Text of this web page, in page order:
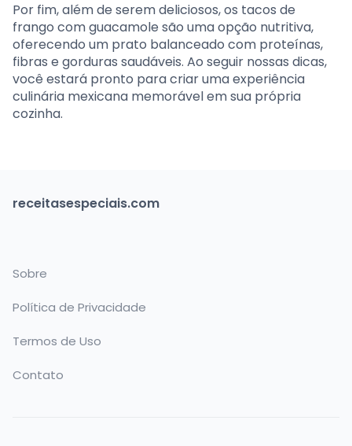
Por fim, além de serem deliciosos, os tacos de
frango com guacamole são uma opção nutritiva,
oferecendo um prato balanceado com proteínas,
fibras e gorduras saudáveis. Ao seguir nossas dicas,
você estará pronto para criar uma experiência
culinária mexicana memorável em sua própria
cozinha.
receitasespeciais.com
Sobre
Política de Privacidade
Termos de Uso
Contato